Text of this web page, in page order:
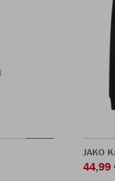
JAKO
44,99